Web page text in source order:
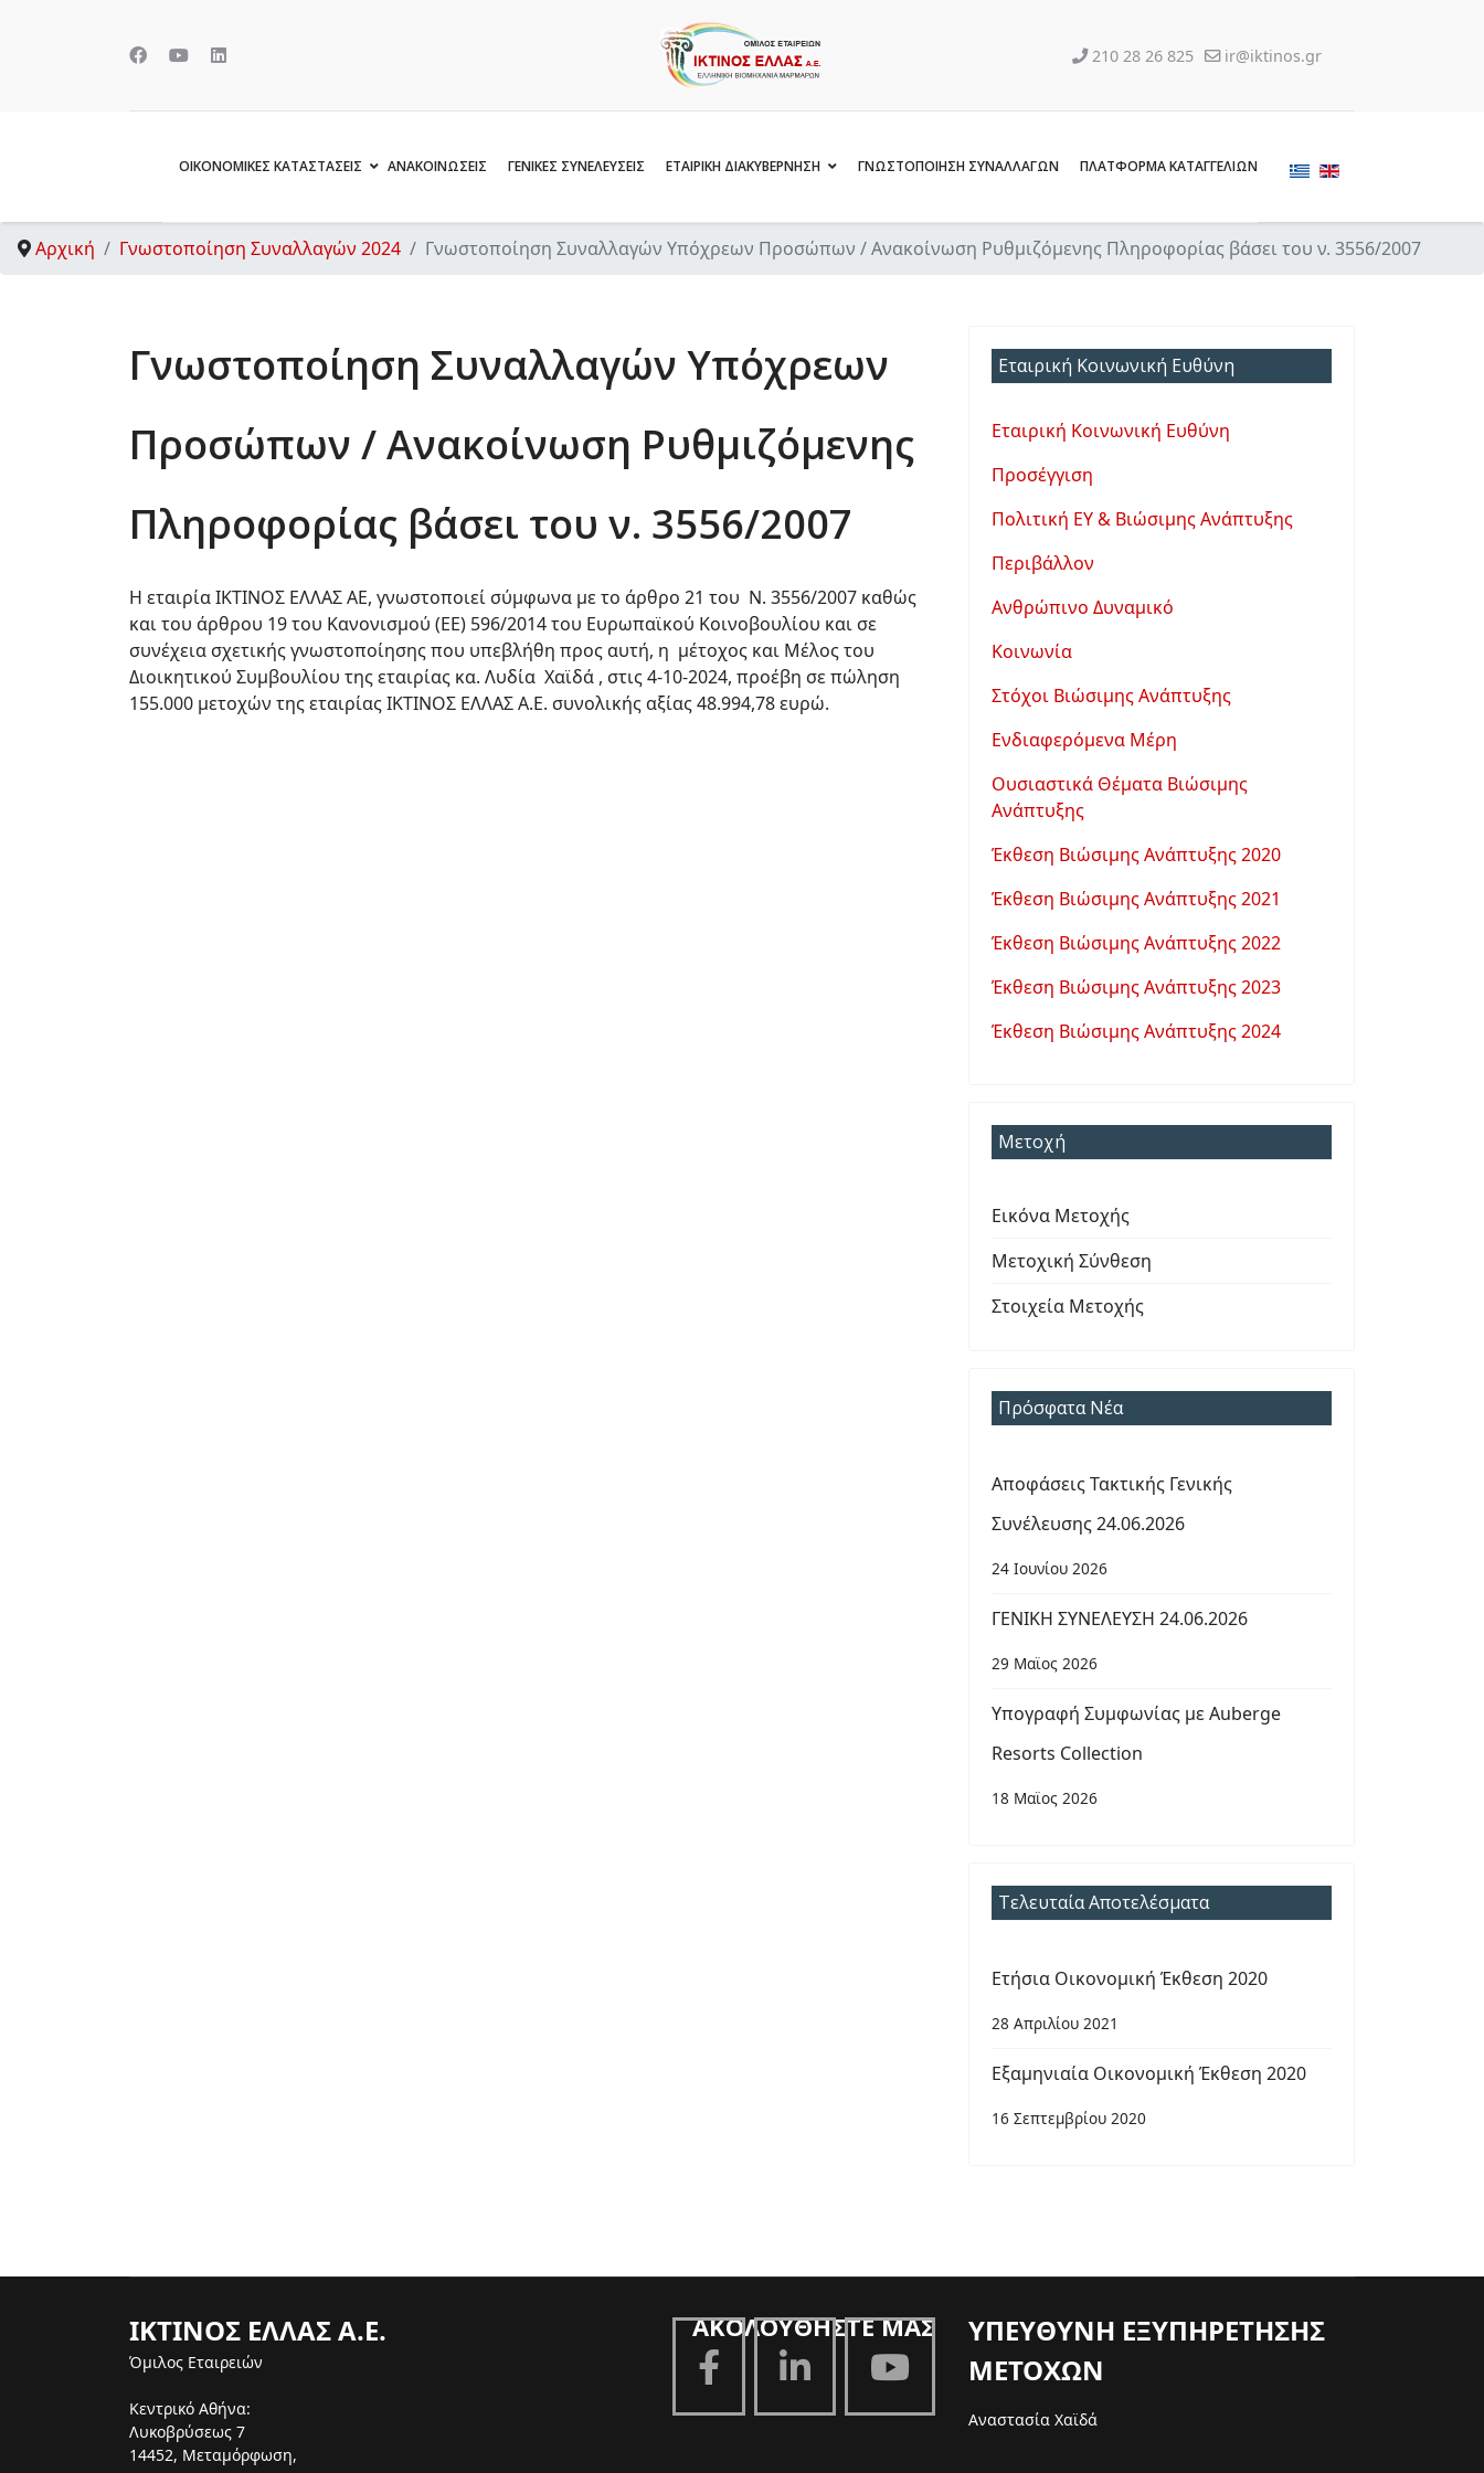
210 28 26 825 ir@iktinos.gr
ΟΙΚΟΝΟΜΙΚΕΣ ΚΑΤΑΣΤΑΣΕΙΣ ΑΝΑΚΟΙΝΩΣΕΙΣ ΓΕΝΙΚΕΣ ΣΥΝΕΛΕΥΣΕΙΣ ΕΤΑΙΡΙΚΗ ΔΙΑΚΥΒΕΡΝΗΣΗ ΓΝΩΣΤΟΠΟΙΗΣΗ ΣΥΝΑΛΛΑΓΩΝ ΠΛΑΤΦΟΡΜΑ ΚΑΤΑΓΓΕΛΙΩΝ
Αρχική Γνωστοποίηση Συναλλαγών 2024 Γνωστοποίηση Συναλλαγών Υπόχρεων Προσώπων / Ανακοίνωση Ρυθμιζόμενης Πληροφορίας βάσει του ν. 3556/2007
Γνωστοποίηση Συναλλαγών Υπόχρεων
Προσώπων / Ανακοίνωση Ρυθμιζόμενης
Πληροφορίας βάσει του ν. 3556/2007
Η εταιρία ΙΚΤΙΝΟΣ ΕΛΛΑΣ ΑΕ, γνωστοποιεί σύμφωνα με το άρθρο 21 του Ν. 3556/2007 καθώς
και του άρθρου 19 του Κανονισμού (ΕΕ) 596/2014 του Ευρωπαϊκού Κοινοβουλίου και σε
συνέχεια σχετικής γνωστοποίησης που υπεβλήθη προς αυτή, η μέτοχος και Μέλος του
Διοικητικού Συμβουλίου της εταιρίας κα. Λυδία Χαϊδά , στις 4-10-2024, προέβη σε πώληση
155.000 μετοχών της εταιρίας ΙΚΤΙΝΟΣ ΕΛΛΑΣ Α.Ε. συνολικής αξίας 48.994,78 ευρώ.
Εταιρική Κοινωνική Ευθύνη
Εταιρική Κοινωνική Ευθύνη
Προσέγγιση
Πολιτική ΕΥ & Βιώσιμης Ανάπτυξης
Περιβάλλον
Ανθρώπινο Δυναμικό
Κοινωνία
Στόχοι Βιώσιμης Ανάπτυξης
Ενδιαφερόμενα Μέρη
Ουσιαστικά Θέματα Βιώσιμης
Ανάπτυξης
Έκθεση Βιώσιμης Ανάπτυξης 2020
Έκθεση Βιώσιμης Ανάπτυξης 2021
Έκθεση Βιώσιμης Ανάπτυξης 2022
Έκθεση Βιώσιμης Ανάπτυξης 2023
Έκθεση Βιώσιμης Ανάπτυξης 2024
Μετοχή
Εικόνα Μετοχής
Μετοχική Σύνθεση
Στοιχεία Μετοχής
Πρόσφατα Νέα
Αποφάσεις Τακτικής Γενικής
Συνέλευσης 24.06.2026
24 Ιουνίου 2026
ΓΕΝΙΚΗ ΣΥΝΕΛΕΥΣΗ 24.06.2026
29 Μαϊος 2026
Υπογραφή Συμφωνίας με Auberge
Resorts Collection
18 Μαϊος 2026
Τελευταία Αποτελέσματα
Ετήσια Οικονομική Έκθεση 2020
28 Απριλίου 2021
Εξαμηνιαία Οικονομική Έκθεση 2020
16 Σεπτεμβρίου 2020
ΙΚΤΙΝΟΣ ΕΛΛΑΣ Α.Ε.
Όμιλος Εταιρειών
Κεντρικό Αθήνα:
Λυκοβρύσεως 7
14452, Μεταμόρφωση,
ΑΚΟΛΟΥΘΗΣΤΕ ΜΑΣ
ΥΠΕΥΘΥΝΗ ΕΞΥΠΗΡΕΤΗΣΗΣ
ΜΕΤΟΧΩΝ
Αναστασία Χαϊδά